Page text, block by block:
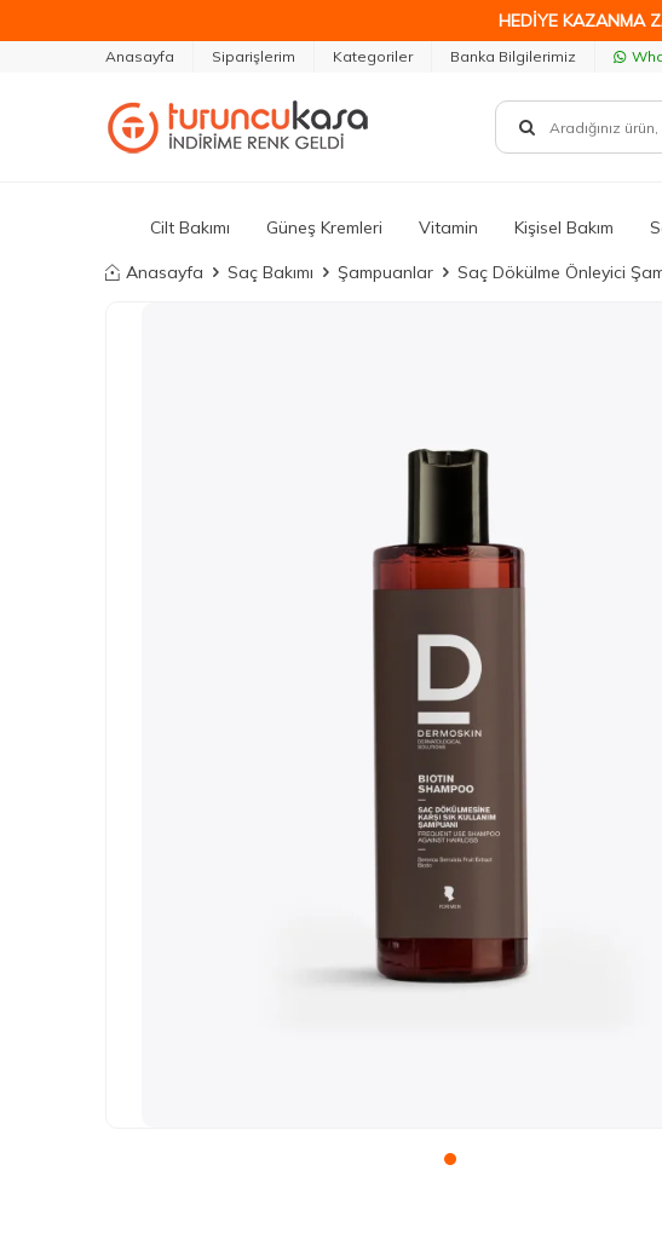
HEDİYE KAZANMA
Anasayfa Siparişlerim Kategoriler Banka Bilgilerimiz
Cilt Bakımı Güneş Kremleri Vitamin Kişisel Bakım
Anasayfa Saç Bakımı Şampuanlar Saç Dökülme Önleyici